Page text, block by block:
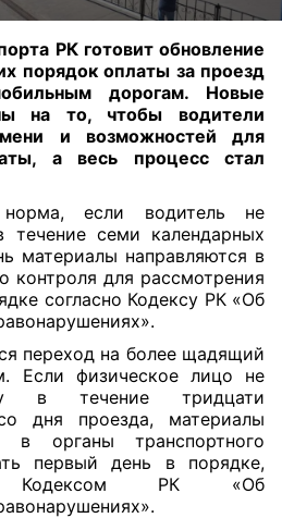
РК готовит обновление
порядок оплаты за проезд
дорогам. Новые
на то, чтобы водители
и возможностей для
а весь процесс стал
если водитель не
течение семи календарных
материалы направляются в
контроля для рассмотрения
согласно Кодексу РК «Об
переход на более щадящий
Если физическое лицо не
в течение тридцати
дня проезда, материалы
в органы транспортного
первый день в порядке,
Кодексом РК «Об